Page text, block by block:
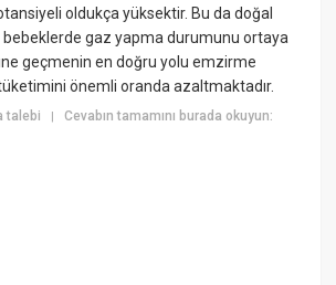
oldukça yüksektir. Bu da doğal
gaz yapma durumunu ortaya
geçmenin en doğru yolu emzirme
önemli oranda azaltmaktadır.
talebi |Cevabın tamamını burada okuyun: